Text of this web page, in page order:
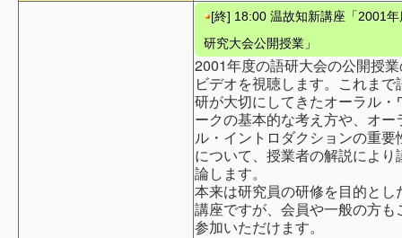
[終] 18:00 温故知新講座「2001年
研究大会公開授業」
2001年度の語研大会の公開授
ビデオを視聴します。これまで
研が大切にしてきたオーラル・
ークの基本的な考え方や、オー
ル・イントロダクションの重要
について、授業者の解説により
論します。
本来は研究員の研修を目的とし
講座ですが、会員や一般の方も
参加いただけます。